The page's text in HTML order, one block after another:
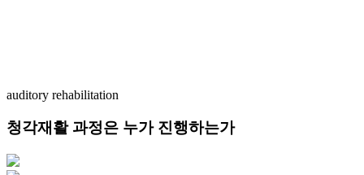
auditory rehabilitation
청각재활 과정은 누가 진행하는가